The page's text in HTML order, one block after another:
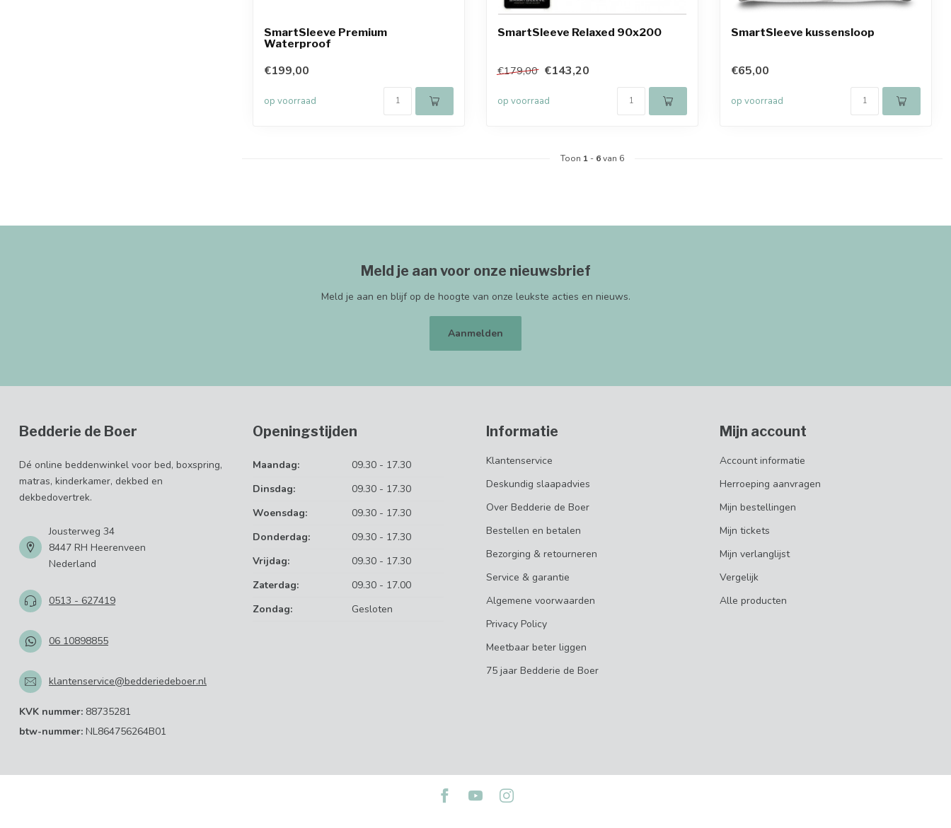
SmartSleeve Premium
Waterproof
€199,00
op voorraad
SmartSleeve Relaxed 90x200
€179,00 €143,20
op voorraad
SmartSleeve kussensloop
€65,00
op voorraad
Toon 1 - 6van 6
Meld je aan voor onze nieuwsbrief
Meld je aan en blijf op de hoogte van onze leukste acties en nieuws.
Aanmelden
Bedderie de Boer
Dé online beddenwinkel voor bed, boxspring,
matras, kinderkamer, dekbed en
dekbedovertrek.
Jousterweg 34
8447 RH Heerenveen
Nederland
0513 - 627419
06 10898855
klantenservice@bedderiedeboer.nl
KVK nummer: 88735281
btw-nummer: NL864756264B01
Openingstijden
Maandag:
09.30 - 17.30
Dinsdag:
09.30 - 17.30
Woensdag:
09.30 - 17.30
Donderdag:
09.30 - 17.30
Vrijdag:
09.30 - 17.30
Zaterdag:
09.30 - 17.00
Zondag:
Gesloten
Informatie
Klantenservice
Deskundig slaapadvies
Over Bedderie de Boer
Bestellen en betalen
Bezorging & retourneren
Service & garantie
Algemene voorwaarden
Privacy Policy
Meetbaar beter liggen
75 jaar Bedderie de Boer
Mijn account
Account informatie
Herroeping aanvragen
Mijn bestellingen
Mijn tickets
Mijn verlanglijst
Vergelijk
Alle producten